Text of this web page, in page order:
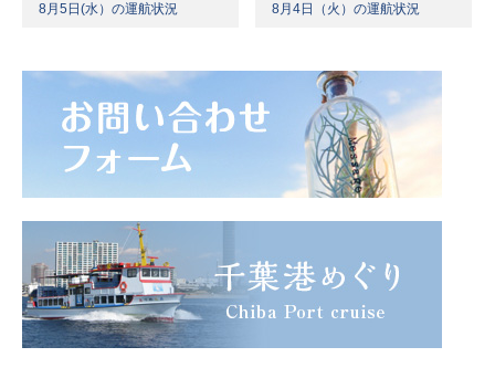
8月5日(水）の運航状況 8月4日（火）の運航状況